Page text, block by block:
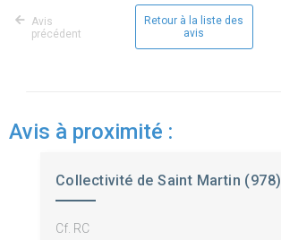
Avis
précédent
Retour à la liste des
avis
Avis à proximité :
Collectivité de Saint Martin (978)
Cf. RC